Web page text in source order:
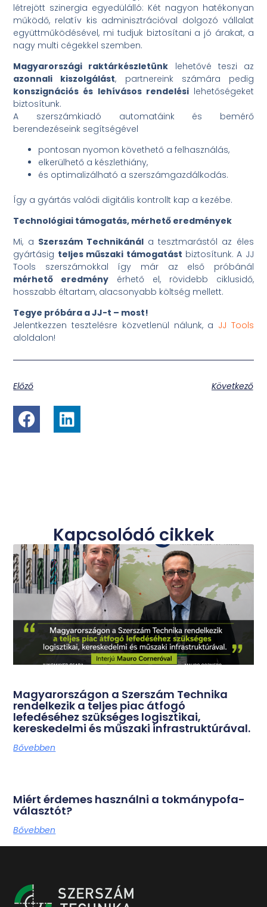
létrejött szinergia egyedülálló: Két nagyon hatékonyan
működő, relatív kis adminisztrációval dolgozó vállalat
együttműködésével, mi tudjuk biztosítani a jó árakat, a
nagy multi cégekkel szemben.
Magyarországi raktárkészletünk lehetővé teszi az
azonnali kiszolgálást, partnereink számára pedig
konszignációs és lehívásos rendelésilehetőségeket
biztosítunk.
A szerszámkiadó automatáink és bemérő
berendezéseink segítségével
pontosan nyomon követhető a felhasználás,
elkerülhető a készlethiány,
és optimalizálható a szerszámgazdálkodás.
Így a gyártás valódi digitális kontrollt kap a kezébe.
Technológiai támogatás, mérhető eredmények
Mi, a Szerszám Technikánál a tesztmarástól az éles
gyártásig teljes műszaki támogatást biztosítunk. A JJ
Tools szerszámokkal így már az első próbánál
mérhető eredmény érhető el, rövidebb ciklusidő,
hosszabb éltartam, alacsonyabb költség mellett.
Tegye próbára a JJ-t – most!
Jelentkezzen tesztelésre közvetlenül nálunk, a JJ Tools
aloldalon!
Előző Következő
Kapcsolódó cikkek
Magyarországon a Szerszám Technika
rendelkezik a teljes piac átfogó
lefedéséhez szükséges logisztikai,
kereskedelmi és műszaki infrastruktúrával.
Bővebben
Miért érdemes használni a tokmánypofa-
választót?
Bővebben